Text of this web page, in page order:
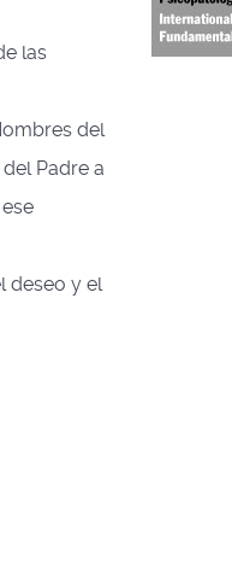
las
del
Padre a
deseo y el